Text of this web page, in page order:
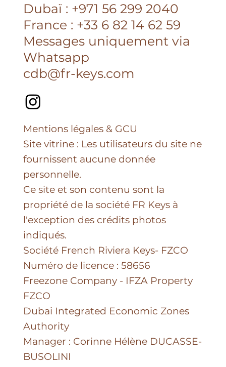
Dubaï : +971 56 299 2040
France : +33 6 82 14 62 59
Messages uniquement via
Whatsapp
cdb@fr-keys.com
Mentions légales & GCU
Site vitrine : Les utilisateurs du site ne
fournissent aucune donnée
personnelle.
Ce site et son contenu sont la
propriété de la société FR Keys à
l'exception des crédits photos
indiqués.
Société French Riviera Keys- FZCO
Numéro de licence : 58656
Freezone Company - IFZA Property
FZCO
Dubai Integrated Economic Zones
Authority
Manager : Corinne Hélène DUCASSE-
BUSOLINI